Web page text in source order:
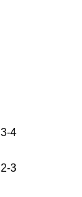
3-4
2-3